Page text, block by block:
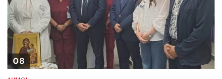
08